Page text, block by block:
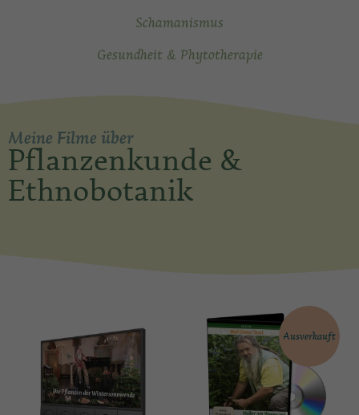
Schamanismus
Gesundheit & Phytotherapie
Meine Filme über
Pflanzenkunde &
Ethnobotanik
Ausverkauft